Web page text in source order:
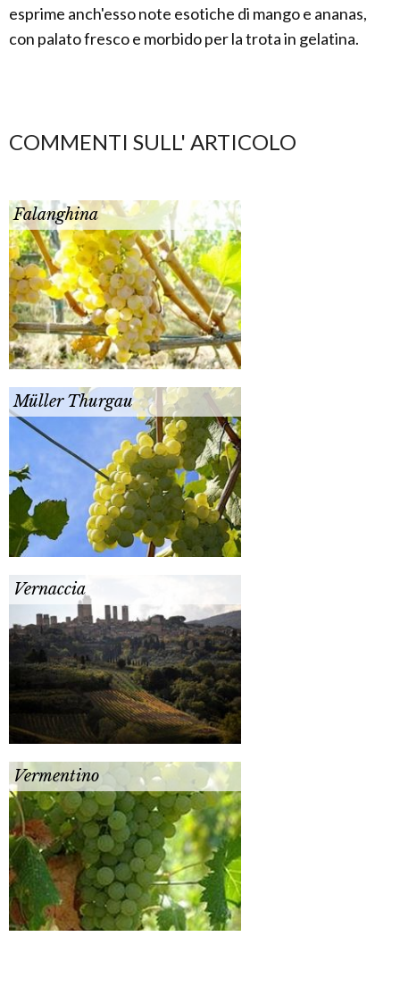
esprime anch'esso note esotiche di mango e ananas,
con palato fresco e morbido per la trota in gelatina.
COMMENTI SULL' ARTICOLO
Falanghina
Müller Thurgau
Vernaccia
Vermentino